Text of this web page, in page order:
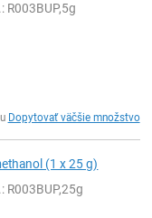
: R003BUP,5g
Dopytovať väčšie množstvo
(1 x 25 g)
: R003BUP,25g